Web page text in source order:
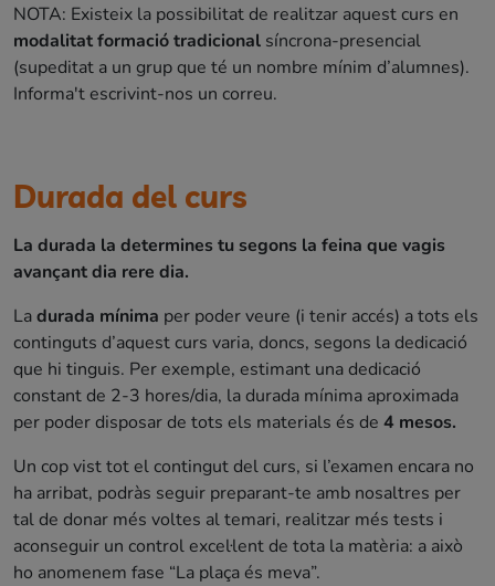
NOTA: Existeix la possibilitat de realitzar aquest curs en
modalitat formació tradicional síncrona-presencial
(supeditat a un grup que té un nombre mínim d’alumnes).
Informa't escrivint-nos un correu.
Durada del curs
La durada la determines tu segons la feina que vagis
avançant dia rere dia.
Ladurada mínima per poder veure (i tenir accés) a tots els
continguts d’aquest curs varia, doncs, segons la dedicació
que hi tinguis. Per exemple, estimant una dedicació
constant de 2-3 hores/dia, la durada mínima aproximada
per poder disposar de tots els materials és de 4 mesos.
Un cop vist tot el contingut del curs, si l’examen encara no
ha arribat, podràs seguir preparant-te amb nosaltres per
tal de donar més voltes al temari, realitzar més tests i
aconseguir un control excel·lent de tota la matèria: a això
ho anomenem fase “La plaça és meva”.